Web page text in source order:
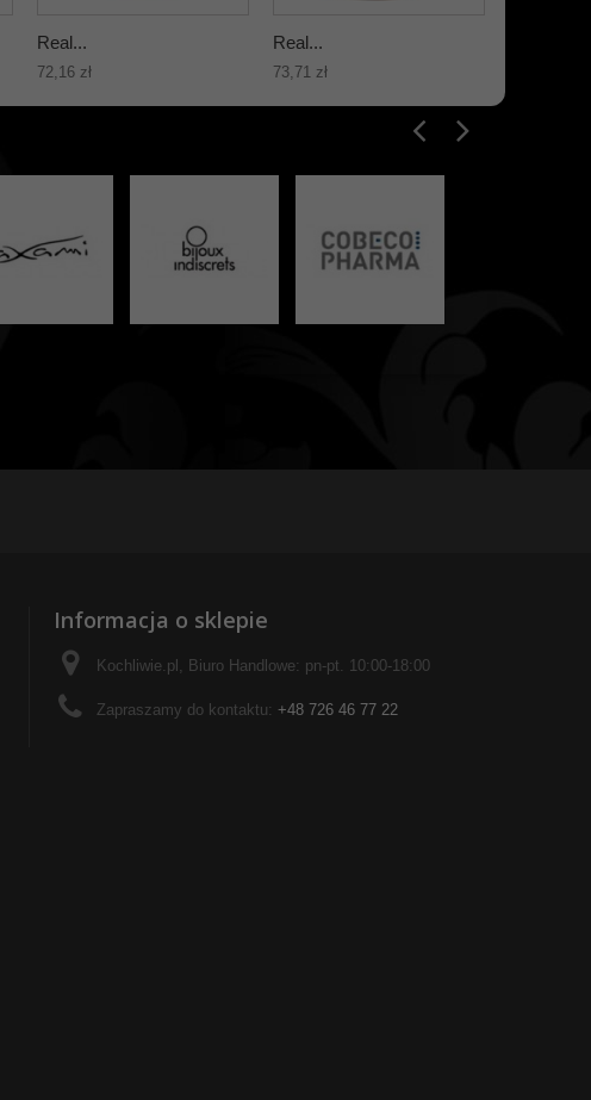
Real...
72,16 zł
Real...
73,71 zł
Informacja o sklepie
Kochliwie.pl, Biuro Handlowe: pn-pt. 10:00-18:00
Zapraszamy do kontaktu: +48 726 46 77 22